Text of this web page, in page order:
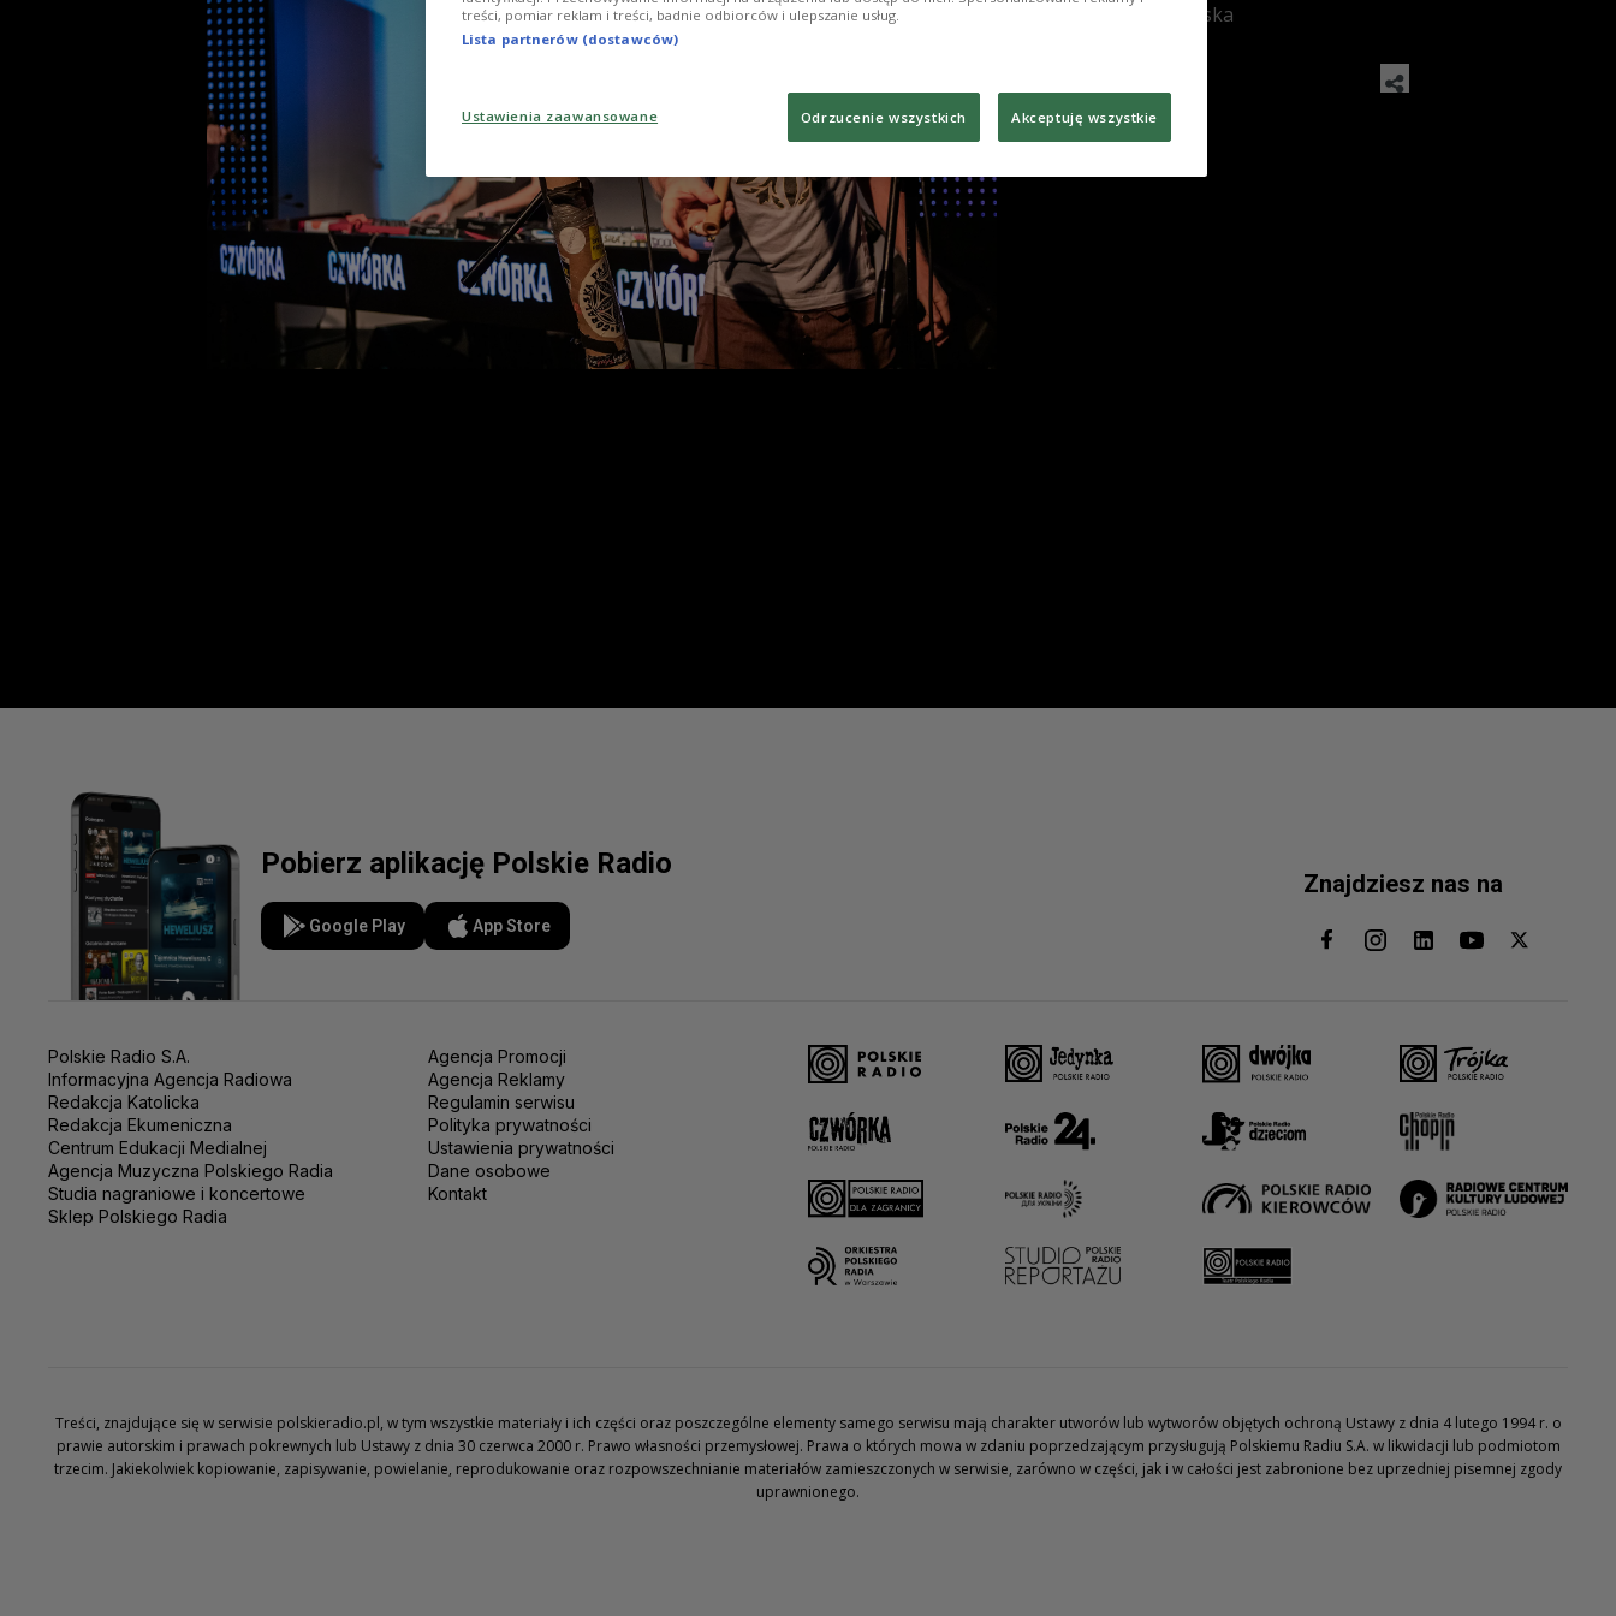
Foto: Zuza Sosnowska
Pobierz aplikację Polskie Radio
Google Play App Store
Znajdziesz nas na
Polskie Radio S.A.
Informacyjna Agencja Radiowa
Redakcja Katolicka
Redakcja Ekumeniczna
Centrum Edukacji Medialnej
Agencja Muzyczna Polskiego Radia
Studia nagraniowe i koncertowe
Sklep Polskiego Radia
Agencja Promocji
Agencja Reklamy
Regulamin serwisu
Polityka prywatności
Ustawienia prywatności
Dane osobowe
Kontakt
Treści, znajdujące się w serwisie polskieradio.pl, w tym wszystkie materiały i ich części oraz poszczególne elementy samego serwisu mają charakter utworów lub wytworów objętych ochroną Ustawy z dnia 4 lutego 1994 r. o
prawie autorskim i prawach pokrewnych lub Ustawy z dnia 30 czerwca 2000 r. Prawo własności przemysłowej. Prawa o których mowa w zdaniu poprzedzającym przysługują Polskiemu Radiu S.A. w likwidacji lub podmiotom
trzecim. Jakiekolwiek kopiowanie, zapisywanie, powielanie, reprodukowanie oraz rozpowszechnianie materiałów zamieszczonych w serwisie, zarówno w części, jak i w całości jest zabronione bez uprzedniej pisemnej zgody
uprawnionego.
treści, pomiar reklam i treści, badnie odbiorców i ulepszanie usług.
Lista partnerów (dostawców)
Ustawienia zaawansowane Odrzucenie wszystkich Akceptuję wszystkie